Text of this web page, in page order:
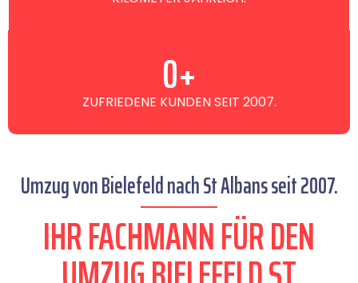
ZUFRIEDENE KUNDEN SEIT 2007.
0+
Umzug von Bielefeld nach St Albans seit 2007.
IHR FACHMANN FÜR DEN